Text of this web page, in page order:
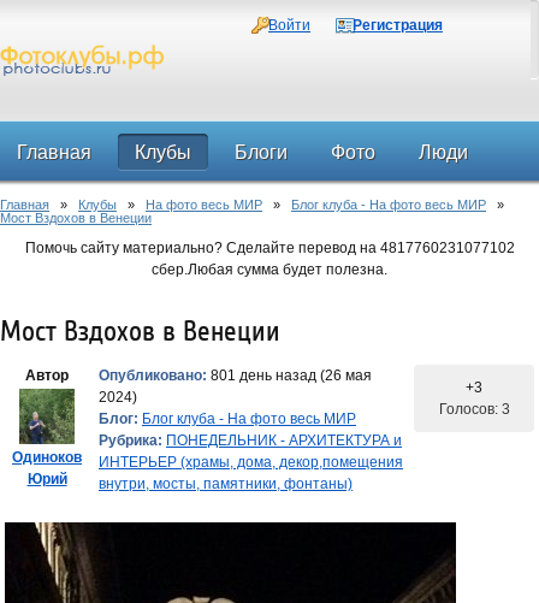
Войти Регистрация
Главная Клубы Блоги Фото Люди
Форум
Главная » Клубы » На фото весь МИР » Блог клуба - На фото весь МИР »
Мост Вздохов в Венеции
Помочь сайту материально? Сделайте перевод на 4817760231077102
сбер.Любая сумма будет полезна.
Мост Вздохов в Венеции
Автор
Одиноков
Юрий
Опубликовано: 801 день назад (26 мая
2024)
Блог: Блог клуба - На фото весь МИР
Рубрика: ПОНЕДЕЛЬНИК - АРХИТЕКТУРА и
ИНТЕРЬЕР (храмы, дома, декор,помещения
внутри, мосты, памятники, фонтаны)
+3
Голосов: 3